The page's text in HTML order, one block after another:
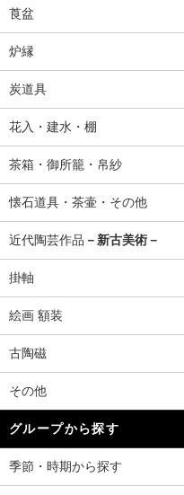
莨盆
炉縁
炭道具
花入・建水・棚
茶箱・御所籠・帛紗
懐石道具・茶壷・その他
近代陶芸作品 －新古美術－
掛軸
絵画 額装
古陶磁
その他
グループから探す
季節・時期から探す